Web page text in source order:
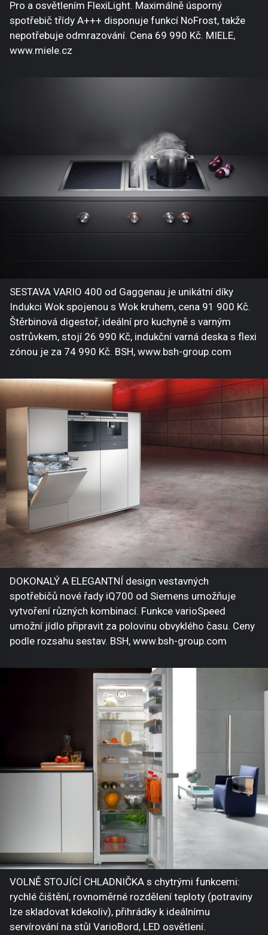
Pro a osvětlením FlexiLight. Maximálně úsporný
spotřebič třídy A+++ disponuje funkcí NoFrost, takže
nepotřebuje odmrazování. Cena 69 990 Kč. MIELE,
www.miele.cz
SESTAVA VARIO 400 od Gaggenau je unikátní díky
Indukci Wok spojenou s Wok kruhem, cena 91 900 Kč.
Štěrbinová digestoř, ideální pro kuchyně s varným
ostrůvkem, stojí 26 990 Kč, indukční varná deska s flexi
zónou je za 74 990 Kč. BSH, www.bsh-group.com
DOKONALÝ A ELEGANTNÍ design vestavných
spotřebičů nové řady iQ700 od Siemens umožňuje
vytvoření různých kombinací. Funkce varioSpeed
umožní jídlo připravit za polovinu obvyklého času. Ceny
podle rozsahu sestav. BSH, www.bsh-group.com
VOLNĚ STOJÍCÍ CHLADNIČKA s chytrými funkcemi:
rychlé čištění, rovnoměrné rozdělení teploty (potraviny
lze skladovat kdekoliv), přihrádky k ideálnímu
servírování na stůl VarioBord, LED osvětlení.